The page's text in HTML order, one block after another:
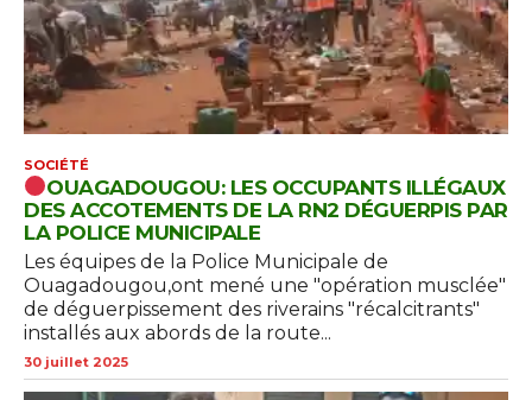
SOCIÉTÉ
OUAGADOUGOU: LES OCCUPANTS ILLÉGAUX
DES ACCOTEMENTS DE LA RN2 DÉGUERPIS PAR
LA POLICE MUNICIPALE
Les équipes de la Police Municipale de
Ouagadougou,ont mené une "opération musclée"
de déguerpissement des riverains "récalcitrants"
installés aux abords de la route...
30 juillet 2025